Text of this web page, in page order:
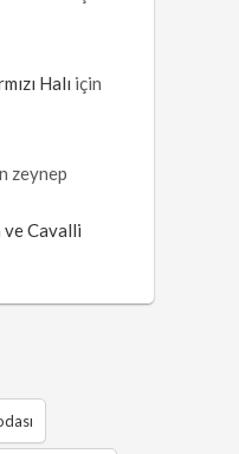
Halı için
zeynep
ve Cavalli